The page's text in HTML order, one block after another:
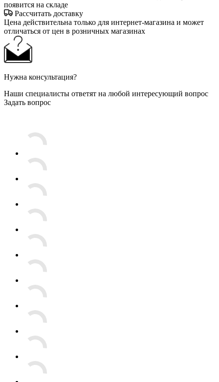
появится на складе
Рассчитать доставку
Цена действительна только для интернет-магазина и может
отличаться от цен в розничных магазинах
Нужна консультация?
Наши специалисты ответят на любой интересующий вопрос
Задать вопрос